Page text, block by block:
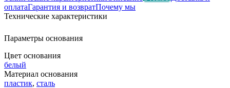
оплатаГарантия и возвратПочему мы
Технические характеристики
Параметры основания
Цвет основания
белый
Материал основания
пластик, сталь